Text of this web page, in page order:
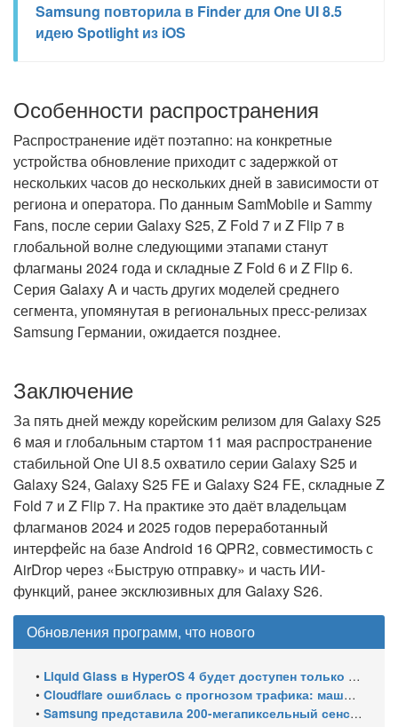
Samsung повторила в Finder для One UI 8.5
идею Spotlight из iOS
Особенности распространения
Распространение идёт поэтапно: на конкретные
устройства обновление приходит с задержкой от
нескольких часов до нескольких дней в зависимости от
региона и оператора. По данным SamMobile и Sammy
Fans, после серии Galaxy S25, Z Fold 7 и Z Flip 7 в
глобальной волне следующими этапами станут
флагманы 2024 года и складные Z Fold 6 и Z Flip 6.
Серия Galaxy A и часть других моделей среднего
сегмента, упомянутая в региональных пресс-релизах
Samsung Германии, ожидается позднее.
Заключение
За пять дней между корейским релизом для Galaxy S25
6 мая и глобальным стартом 11 мая распространение
стабильной One UI 8.5 охватило серии Galaxy S25 и
Galaxy S24, Galaxy S25 FE и Galaxy S24 FE, складные Z
Fold 7 и Z Flip 7. На практике это даёт владельцам
флагманов 2024 и 2025 годов переработанный
интерфейс на базе Android 16 QPR2, совместимость с
AirDrop через «Быструю отправку» и часть ИИ-
функций, ранее эксклюзивных для Galaxy S26.
Обновления программ, что нового
• Liquid Glass в HyperOS 4 будет доступен только на флагманских чипсетах
• Cloudflare ошиблась с прогнозом трафика: машины обошли людей в мае 2026
• Samsung представила 200-мегапиксельный сенсор ISOCELL HPC с DeepPix